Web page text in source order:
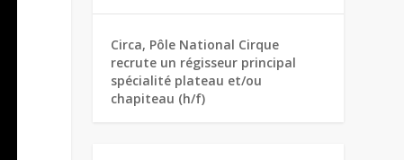
Circa, Pôle National Cirque
recrute un régisseur principal
spécialité plateau et/ou
chapiteau (h/f)